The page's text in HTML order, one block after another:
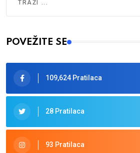
Type 2 or more characters for results.
POVEŽITE SE
109,624 Pratilaca
28 Pratilaca
93 Pratilaca